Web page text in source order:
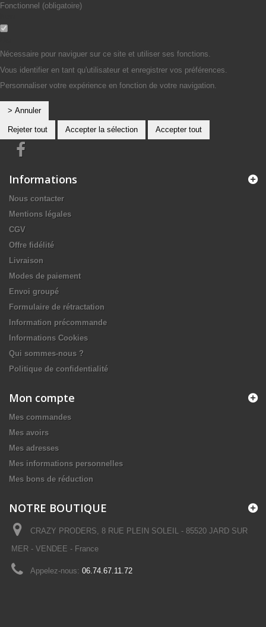
Fonctionnel (obligatoire)
Nécessaire pour naviguer sur ce site et utiliser ses fonctions.
Vous identifier en tant qu'utilisateur et enregistrer vos préférences.
Personnaliser votre expérience en fonction de votre navigation.
> Annuler
Rejeter tout Accepter la sélection Accepter tout
Informations
Nous contacter
Mentions légales
CGV
Offre fidélité
Livraison
Modes de paiement
Envoi groupé
Formulaire de rétractation
Information précommande
Informations Cookies
Qui sommes-nous ?
Politique de confidentialité
Mon compte
Mes commandes
Mes avoirs
Mes adresses
Mes informations personnelles
Mes bons de réduction
NOTRE BOUTIQUE
CRAZY PRODERS, 8 RUE PLEIN SOLEIL - 85520 JARD SUR
MER - VENDEE - France
Appelez-nous: 06.74.67.11.72